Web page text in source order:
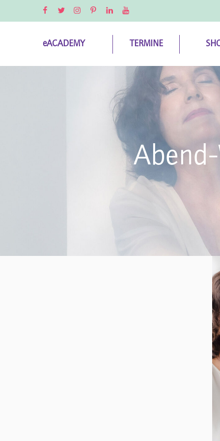
FacebookTwitterInstagramPinterestLinkedInYouTube
eACADEMY TERMINE